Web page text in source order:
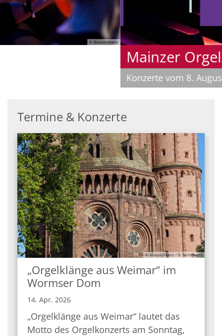
© Musica Sacra
Mainzer Orgelzyklus
Konzerte vom 8. August bis 20. Oktober
Termine & Konzerte
© Bistum Mainz / B. Nichtweiss
„Orgelklänge aus Weimar“ im
Wormser Dom
14. Apr. 2026
„Orgelklänge aus Weimar“ lautet das
Motto des Orgelkonzerts am Sonntag,